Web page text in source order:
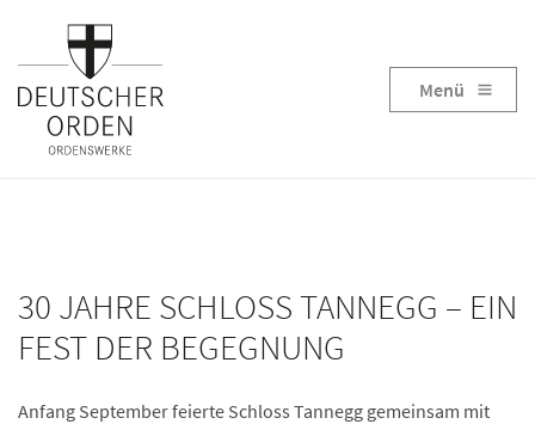
Menü
30 JAHRE SCHLOSS TANNEGG – EIN
FEST DER BEGEGNUNG
Anfang September feierte Schloss Tannegg gemeinsam mit